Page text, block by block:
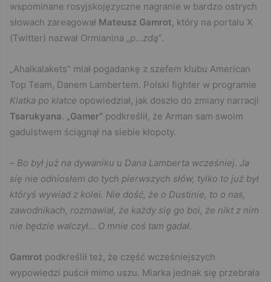
wspominane rosyjskojęzyczne nagranie w bardzo ostrych
słowach zareagował Mateusz Gamrot, który na portalu X
(Twitter) nazwał Ormianina „p…zdą”.
„Ahalkalakets” miał pogadankę z szefem klubu American
Top Team, Danem Lambertem. Polski fighter w programie
Klatka po klatce opowiedział, jak doszło do zmiany narracji
Tsarukyana. „Gamer” podkreślił, że Arman sam swoim
gadulstwem ściągnął na siebie kłopoty.
– Bo był już na dywaniku u Dana Lamberta wcześniej. Ja
się nie odniosłem do tych pierwszych słów, tylko to już był
któryś wywiad z kolei. Nie dość, że o Dustinie, to o nas,
zawodnikach, rozmawiał, że każdy się go boi, że nikt z nim
nie będzie walczył… O mnie coś tam gadał.
Gamrot podkreślił też, że część wcześniejszych
wypowiedzi puścił mimo uszu. Miarka jednak się przebrała